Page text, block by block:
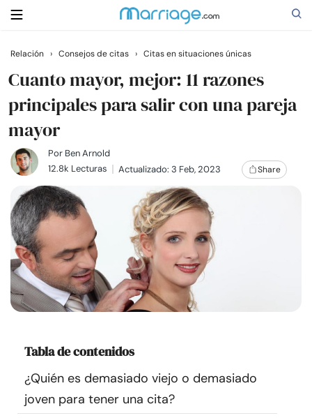
Buscar
Casarse
Relaciones
Familia
Ayuda
Cursos
Comunidad
Encuentra un terapeuta
Relación › Consejos de citas › Citas en situaciones únicas
Cuanto mayor, mejor: 11 razones
principales para salir con una pareja
mayor
Por Ben Arnold
12.8k Lecturas
Actualizado: 3 Feb, 2023 Share
Tabla de contenidos
¿Quién es demasiado viejo o demasiado
joven para tener una cita?